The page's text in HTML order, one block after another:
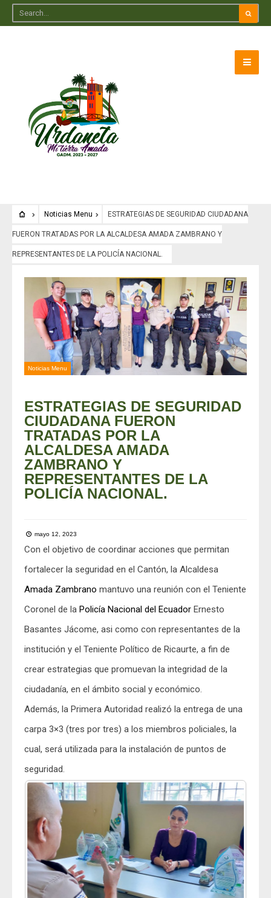
Noticias Menu ESTRATEGIAS DE SEGURIDAD CIUDADANA
FUERON TRATADAS POR LA ALCALDESA AMADA ZAMBRANO Y
REPRESENTANTES DE LA POLICÍA NACIONAL.
Noticias Menu
ESTRATEGIAS DE SEGURIDAD
CIUDADANA FUERON
TRATADAS POR LA
ALCALDESA AMADA
ZAMBRANO Y
REPRESENTANTES DE LA
POLICÍA NACIONAL.
mayo 12, 2023
Con el objetivo de coordinar acciones que permitan
fortalecer la seguridad en el Cantón, la Alcaldesa
Amada Zambrano mantuvo una reunión con el Teniente
Coronel de la Policía Nacional del Ecuador Ernesto
Basantes Jácome, asi como con representantes de la
institución y el Teniente Político de Ricaurte, a fin de
crear estrategias que promuevan la integridad de la
ciudadanía, en el ámbito social y económico.
Además, la Primera Autoridad realizó la entrega de una
carpa 3×3 (tres por tres) a los miembros policiales, la
cual, será utilizada para la instalación de puntos de
seguridad.